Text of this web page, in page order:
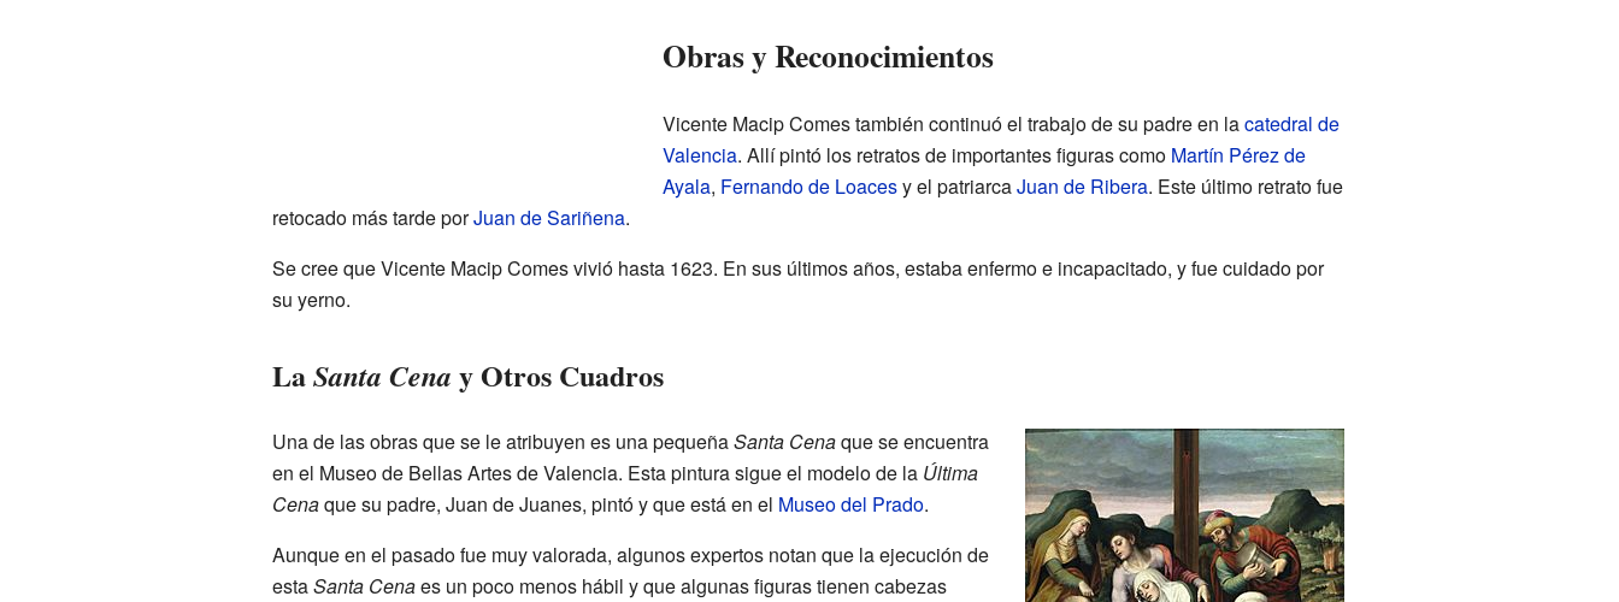
Obras y Reconocimientos
Vicente Macip Comes también continuó el trabajo de su padre en lacatedral de
Valencia. Allí pintó los retratos de importantes figuras como Martín Pérez de
Ayala, Fernando de Loacesy el patriarcaJuan de Ribera. Este último retrato fue
retocado más tarde porJuan de Sariñena.
Se cree que Vicente Macip Comes vivió hasta 1623. En sus últimos años, estaba enfermo e incapacitado, y fue cuidado por
su yerno.
LaSanta Cena y Otros Cuadros
Una de las obras que se le atribuyen es una pequeñaSanta Cenaque se encuentra
en el Museo de Bellas Artes de Valencia. Esta pintura sigue el modelo de la Última
Cenaque su padre, Juan de Juanes, pintó y que está en el Museo del Prado.
Aunque en el pasado fue muy valorada, algunos expertos notan que la ejecución de
estaSanta Cenaes un poco menos hábil y que algunas figuras tienen cabezas